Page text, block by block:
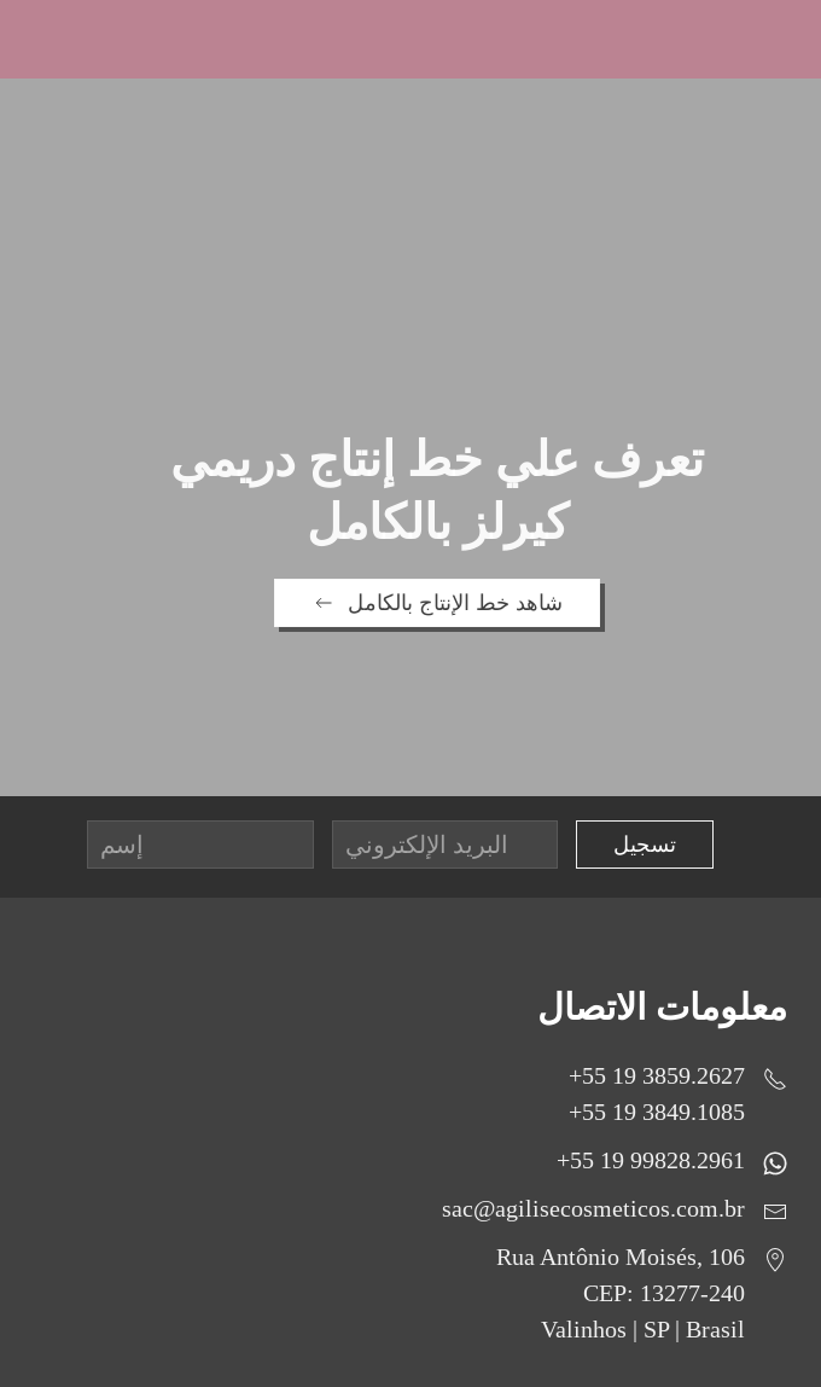
تعرف علي خط إنتاج دريمي
كيرلز بالكامل
شاهد خط الإنتاج بالكامل
معلومات الاتصال
3859.2627 19 55+
3849.1085 19 55+
99828.2961 19 55+
sac@agilisecosmeticos.com.br
Rua Antônio Moisés, 106
CEP: 13277-240
Valinhos | SP | Brasil